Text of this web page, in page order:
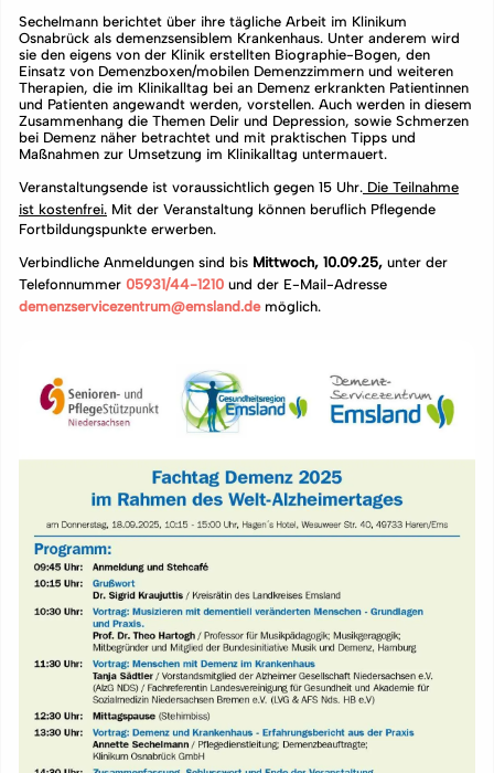
Sechelmann berichtet über ihre tägliche Arbeit im Klinikum
Osnabrück als demenzsensiblem Krankenhaus. Unter anderem wird
sie den eigens von der Klinik erstellten Biographie-Bogen, den
Einsatz von Demenzboxen/mobilen Demenzzimmern und weiteren
Therapien, die im Klinikalltag bei an Demenz erkrankten Patientinnen
und Patienten angewandt werden, vorstellen. Auch werden in diesem
Zusammenhang die Themen Delir und Depression, sowie Schmerzen
bei Demenz näher betrachtet und mit praktischen Tipps und
Maßnahmen zur Umsetzung im Klinikalltag untermauert.
Veranstaltungsende ist voraussichtlich gegen 15 Uhr. Die Teilnahme
ist kostenfrei. Mit der Veranstaltung können beruflich Pflegende
Fortbildungspunkte erwerben.
Verbindliche Anmeldungen sind bis Mittwoch, 10.09.25, unter der
Telefonnummer 05931/44-1210 und der E-Mail-Adresse
demenzservicezentrum@emsland.demöglich.